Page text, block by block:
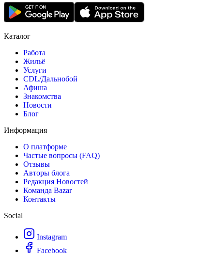
Каталог
Работа
Жильё
Услуги
CDL/Дальнобой
Афиша
Знакомства
Новости
Блог
Информация
О платформе
Частые вопросы (FAQ)
Отзывы
Авторы блога
Редакция Новостей
Команда Bazar
Контакты
Social
Instagram
Facebook